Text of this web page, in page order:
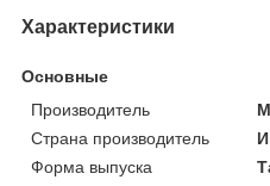
Характеристики
Основные
Производитель
Страна производитель
Форма выпуска